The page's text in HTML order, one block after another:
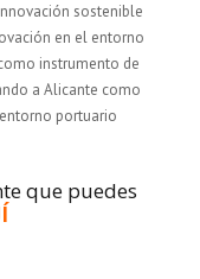
sostenible
en el entorno
instrumento de
a Alicante como
portuario
que puedes